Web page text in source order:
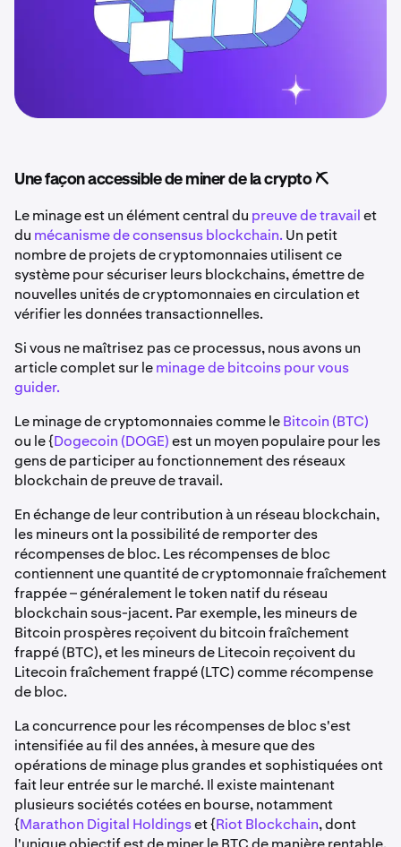
Une façon accessible de miner de la crypto ⛏️
​​​​​Le minage est un élément central du preuve de travailet
du mécanisme de consensus blockchain. Un petit
nombre de projets de cryptomonnaies utilisent ce
système pour sécuriser leurs blockchains, émettre de
nouvelles unités de cryptomonnaies en circulation et
vérifier les données transactionnelles.
Si vous ne maîtrisez pas ce processus, nous avons un
article complet sur leminage de bitcoins pour vous
guider.
Le minage de cryptomonnaies comme leBitcoin (BTC)
ou le {Dogecoin (DOGE)est un moyen populaire pour les
gens de participer au fonctionnement des réseaux
blockchain de preuve de travail.
En échange de leur contribution à un réseau blockchain,
les mineurs ont la possibilité de remporter des
récompenses de bloc. Les récompenses de bloc
contiennent une quantité de cryptomonnaie fraîchement
frappée – généralement le token natif du réseau
blockchain sous-jacent. Par exemple, les mineurs de
Bitcoin prospères reçoivent du bitcoin fraîchement
frappé (BTC), et les mineurs de Litecoin reçoivent du
Litecoin fraîchement frappé (LTC) comme récompense
de bloc.
La concurrence pour les récompenses de bloc s'est
intensifiée au fil des années, à mesure que des
opérations de minage plus grandes et sophistiquées ont
fait leur entrée sur le marché. Il existe maintenant
plusieurs sociétés cotées en bourse, notamment
{Marathon Digital Holdingset {Riot Blockchain, dont